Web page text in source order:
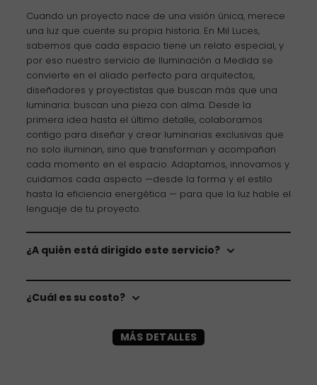
Cuando un proyecto nace de una visión única, merece
una luz que cuente su propia historia. En Mil Luces,
sabemos que cada espacio tiene un relato especial, y
por eso nuestro servicio de Iluminación a Medida se
convierte en el aliado perfecto para arquitectos,
diseñadores y proyectistas que buscan más que una
luminaria: buscan una pieza con alma. Desde la
primera idea hasta el último detalle, colaboramos
contigo para diseñar y crear luminarias exclusivas que
no solo iluminan, sino que transforman y acompañan
cada momento en el espacio. Adaptamos, innovamos y
cuidamos cada aspecto —desde la forma y el estilo
hasta la eficiencia energética — para que la luz hable el
lenguaje de tu proyecto.
¿A quién está dirigido este servicio?
¿Cuál es su costo?
MÁS DETALLES